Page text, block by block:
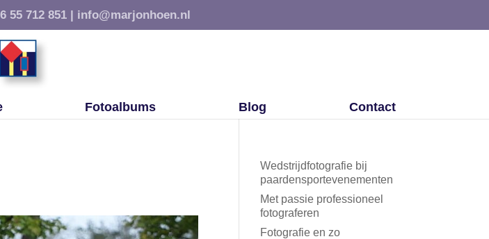
55 712 851 | info@marjonhoen.nl
Fotoalbums Blog Contact
Wedstrijdfotografie bij
paardensportevenementen
Met passie professioneel
fotograferen
Fotografie en zo